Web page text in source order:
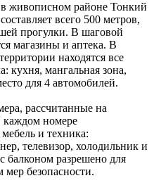
живописном районе Тонкий
всего 500 метров,
прогулки. В шаговой
магазины и аптека. В
находятся все
кухня, мангальная зона,
для 4 автомобилей.
рассчитанные на
каждом номере
и техника:
телевизор, холодильник и
балконом разрешено для
мер безопасности.